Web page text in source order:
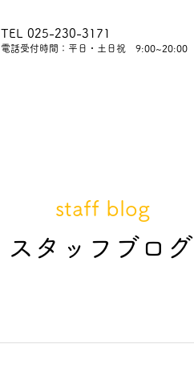
TEL 025-230-3171
​電話受付時間：平日・土日祝 9:00~20:00
​スタッフブログ
staff blog